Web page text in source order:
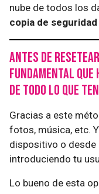
nube de todos los
copia de
Antes de
fundamental que
de todo lo que
Gracias a este
fotos, música, etc.
dispositivo o desde
introduciendo tu
Lo bueno de esta